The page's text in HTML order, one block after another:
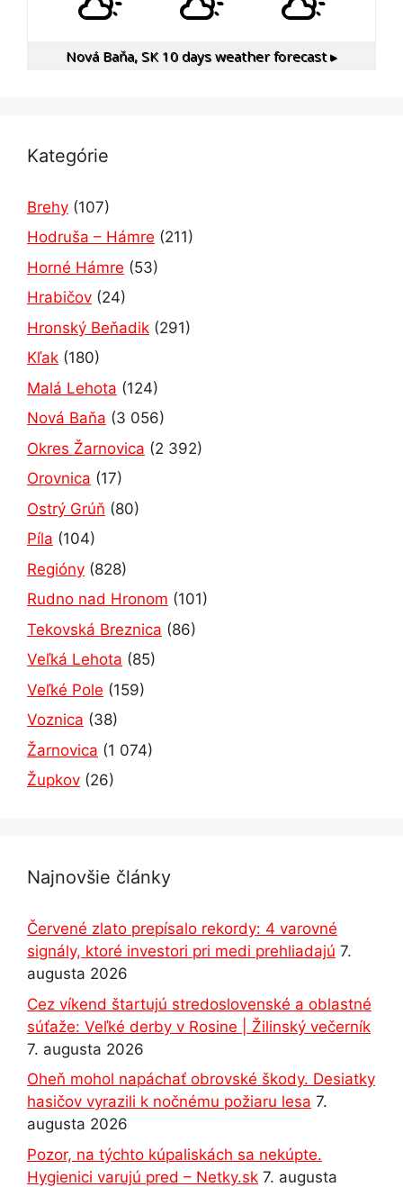
Nová Baňa, SK10 days weather forecast ▸
Kategórie
Brehy (107)
Hodruša – Hámre (211)
Horné Hámre (53)
Hrabičov (24)
Hronský Beňadik (291)
Kľak (180)
Malá Lehota (124)
Nová Baňa (3 056)
Okres Žarnovica (2 392)
Orovnica (17)
Ostrý Grúň (80)
Píla (104)
Regióny (828)
Rudno nad Hronom (101)
Tekovská Breznica (86)
Veľká Lehota (85)
Veľké Pole (159)
Voznica (38)
Žarnovica (1 074)
Župkov (26)
Najnovšie články
Červené zlato prepísalo rekordy: 4 varovné
signály, ktoré investori pri medi prehliadajú 7.
augusta 2026
Cez víkend štartujú stredoslovenské a oblastné
súťaže: Veľké derby v Rosine | Žilinský večerník
7. augusta 2026
Oheň mohol napáchať obrovské škody. Desiatky
hasičov vyrazili k nočnému požiaru lesa 7.
augusta 2026
Pozor, na týchto kúpaliskách sa nekúpte.
Hygienici varujú pred – Netky.sk 7. augusta